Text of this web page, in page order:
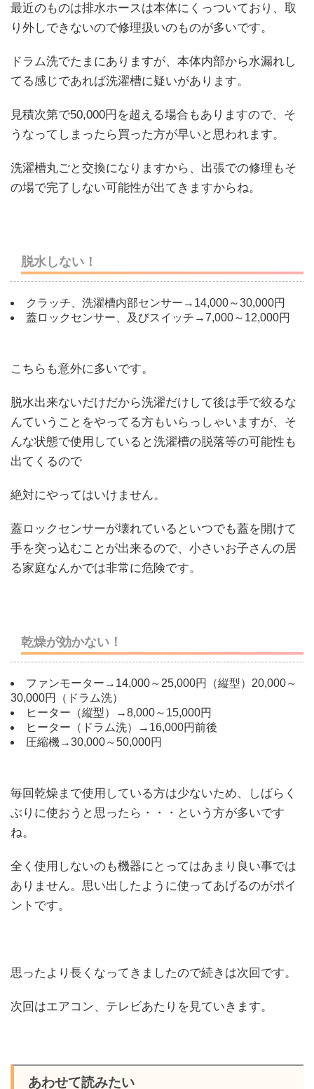
最近のものは排水ホースは本体にくっついており、取
り外しできないので修理扱いのものが多いです。
ドラム洗でたまにありますが、本体内部から水漏れし
てる感じであれば洗濯槽に疑いがあります。
見積次第で50,000円を超える場合もありますので、そ
うなってしまったら買った方が早いと思われます。
洗濯槽丸ごと交換になりますから、出張での修理もそ
の場で完了しない可能性が出てきますからね。
脱水しない！
クラッチ、洗濯槽内部センサー→14,000～30,000円
蓋ロックセンサー、及びスイッチ→7,000～12,000円
こちらも意外に多いです。
脱水出来ないだけだから洗濯だけして後は手で絞るな
んていうことをやってる方もいらっしゃいますが、そ
んな状態で使用していると洗濯槽の脱落等の可能性も
出てくるので
絶対にやってはいけません。
蓋ロックセンサーが壊れているといつでも蓋を開けて
手を突っ込むことが出来るので、小さいお子さんの居
る家庭なんかでは非常に危険です。
乾燥が効かない！
ファンモーター→14,000～25,000円（縦型）20,000～
30,000円（ドラム洗）
ヒーター（縦型）→8,000～15,000円
ヒーター（ドラム洗）→16,000円前後
圧縮機→30,000～50,000円
毎回乾燥まで使用している方は少ないため、しばらく
ぶりに使おうと思ったら・・・という方が多いです
ね。
全く使用しないのも機器にとってはあまり良い事では
ありません。思い出したように使ってあげるのがポイ
ントです。
思ったより長くなってきましたので続きは次回です。
次回はエアコン、テレビあたりを見ていきます。
あわせて読みたい